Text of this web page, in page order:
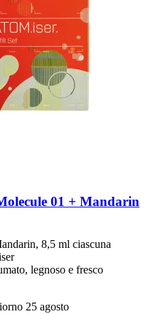
01 + Mandarin
8,5 ml ciascuna
legnoso e fresco
25 agosto